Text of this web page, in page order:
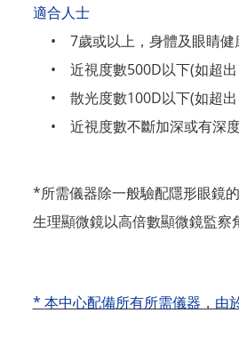
適合人士
• 7歲或以上，身體及眼睛健
• 近視度數500D以下(如超
• 散光度數100D以下(如超
• 近視度數不斷加深或有深
*所需儀器除一般驗配隱形眼鏡
生理顯微鏡以高倍數顯微鏡監察
* 本中心配備所有所需儀器，由